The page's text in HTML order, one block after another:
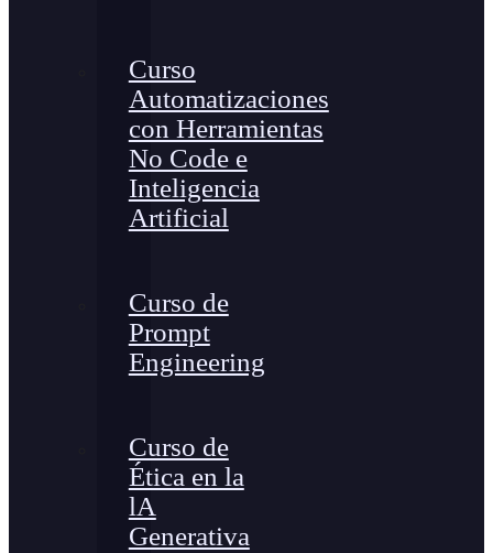
Curso
Automatizaciones
con Herramientas
No Code e
Inteligencia
Artificial
Curso de
Prompt
Engineering
Curso de
Ética en la
lA
Generativa